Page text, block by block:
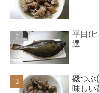
平目(
選
磯つぶ
味しい